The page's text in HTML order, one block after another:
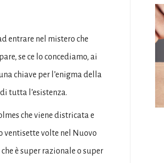
entrare nel mistero che
se ce lo concediamo, ai
chiave per l’enigma della
tutta l’esistenza.
che viene districata e
ventisette volte nel Nuovo
è super razionale o super